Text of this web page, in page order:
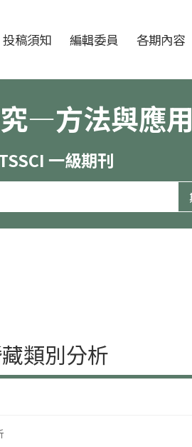
投稿須知 編輯委員 各期內容
—方法與應用
一級期刊
類別分析